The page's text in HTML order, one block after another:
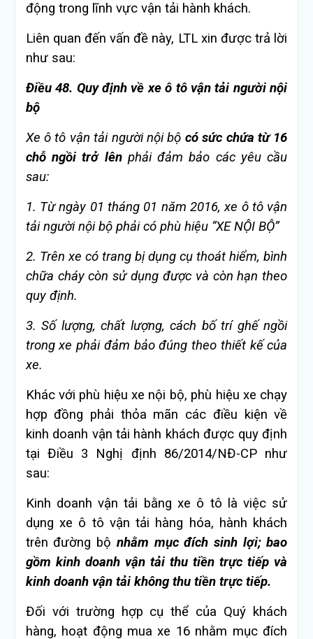
động trong lĩnh vực vận tải hành khách.
Liên quan đến vấn đề này, LTL xin được trả lời
như sau:
Điều 48. Quy định về xe ô tô vận tải người nội
bộ
Xe ô tô vận tải người nội bộ có sức chứa từ 16
chỗ ngồi trở lênphải đảm bảo các yêu cầu
sau:
1. Từ ngày 01 tháng 01 năm 2016, xe ô tô vận
tải người nội bộ phải có phù hiệu “XE NỘI BỘ”
2. Trên xe có trang bị dụng cụ thoát hiểm, bình
chữa cháy còn sử dụng được và còn hạn theo
quy định.
3. Số lượng, chất lượng, cách bố trí ghế ngồi
trong xe phải đảm bảo đúng theo thiết kế của
xe.
Khác với phù hiệu xe nội bộ, phù hiệu xe chạy
hợp đồng phải thỏa mãn các điều kiện về
kinh doanh vận tải hành khách được quy định
tại Điều 3 Nghị định 86/2014/NĐ-CP như
sau:
Kinh doanh vận tải bằng xe ô tô là việc sử
dụng xe ô tô vận tải hàng hóa, hành khách
trên đường bộ nhằm mục đích sinh lợi; bao
gồm kinh doanh vận tải thu tiền trực tiếp và
kinh doanh vận tải không thu tiền trực tiếp.
Đối với trường hợp cụ thể của Quý khách
hàng, hoạt động mua xe 16 nhằm mục đích